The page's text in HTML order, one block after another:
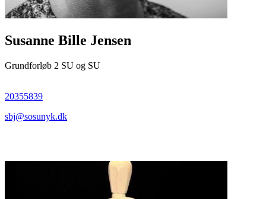
Susanne Bille Jensen
Grundforløb 2 SU og SU
20355839
sbj@sosunyk.dk